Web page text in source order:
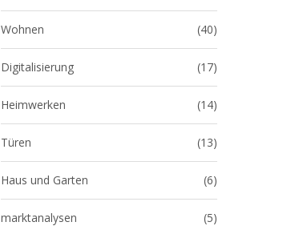
Wohnen (40)
Digitalisierung (17)
Heimwerken (14)
Türen (13)
Haus und Garten (6)
marktanalysen (5)